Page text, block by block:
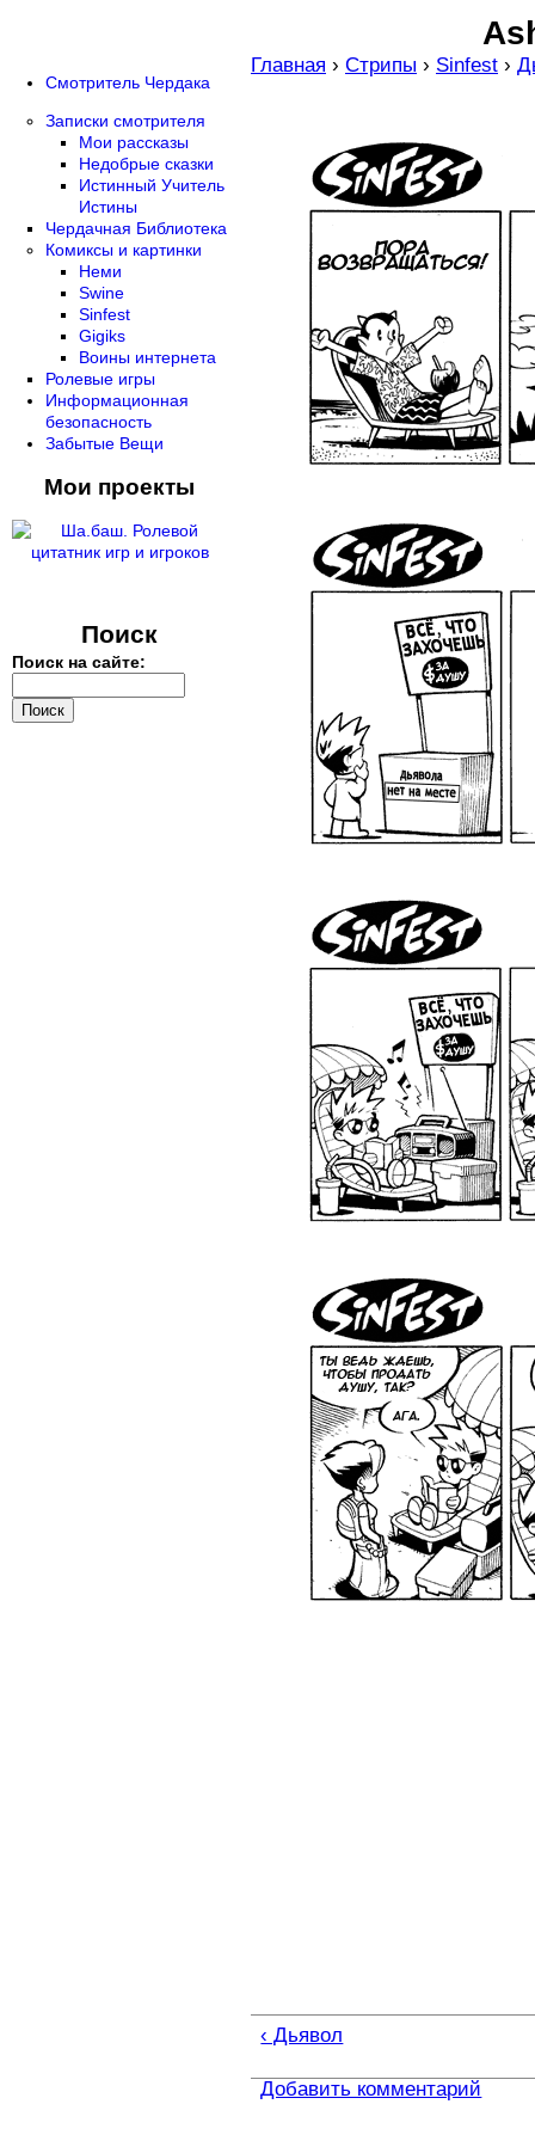
Главная › Стрипы › Sinfest ›
‹ Дьявол
Добавить комментарий
Смотритель Чердака
Записки смотрителя
Мои рассказы
Недобрые сказки
Истинный Учитель
Истины
Чердачная Библиотека
Комиксы и картинки
Неми
Swine
Sinfest
Gigiks
Воины интернета
Ролевые игры
Информационная
безопасность
Забытые Вещи
Мои проекты
Поиск
Поиск на сайте: